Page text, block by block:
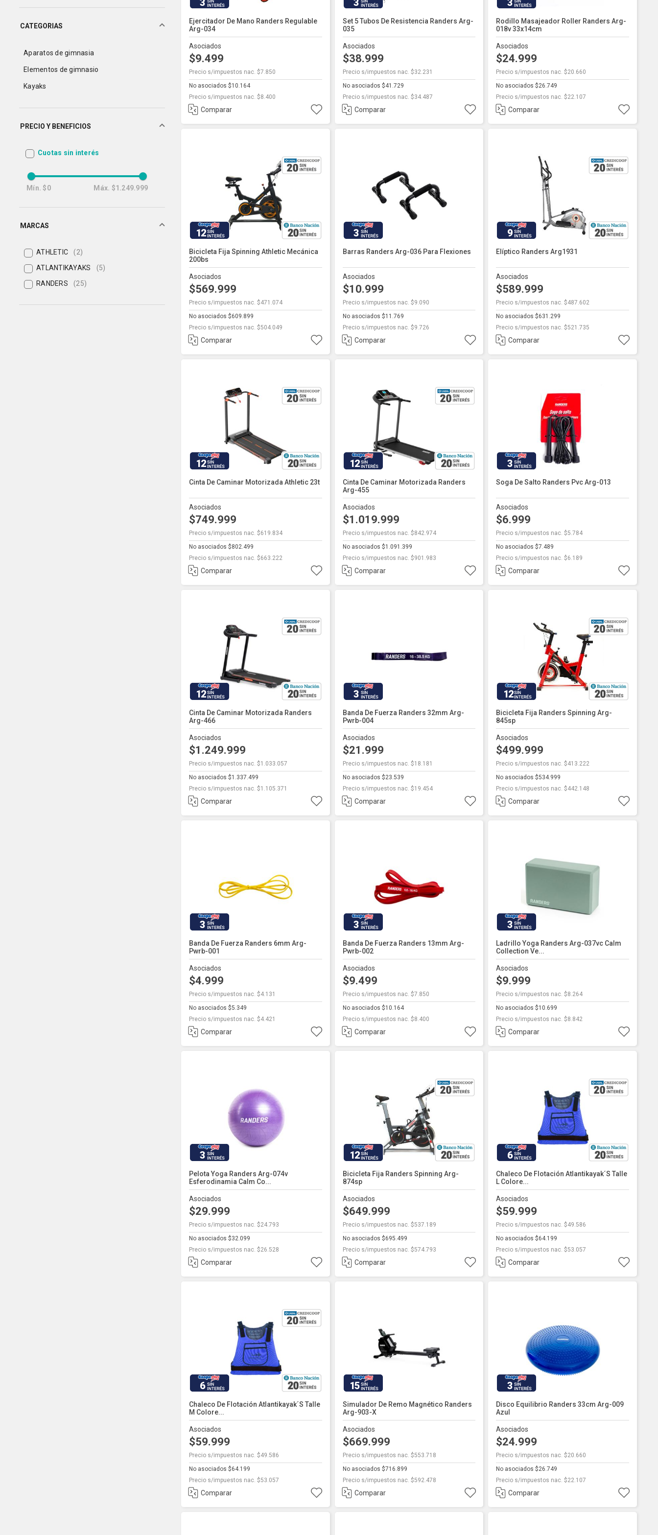
CATEGORIAS
Aparatos de gimnasia
Elementos de gimnasio
Kayaks
PRECIO Y BENEFICIOS
Cuotas sin interés
Mín. $0 Máx. $1.249.999
MARCAS
ATHLETIC
(2)
ATLANTIKAYAKS
(5)
RANDERS
(25)
3
Ejercitador De Mano Randers Regulable
Arg-034
Asociados
$9.499
Precio s/impuestos nac. $7.850
No asociados $10.164
Precio s/impuestos nac. $8.400
Comparar
3
Set 5 Tubos De Resistencia Randers Arg-
035
Asociados
$38.999
Precio s/impuestos nac. $32.231
No asociados $41.729
Precio s/impuestos nac. $34.487
Comparar
3
Rodillo Masajeador Roller Randers Arg-
018v 33x14cm
Asociados
$24.999
Precio s/impuestos nac. $20.660
No asociados $26.749
Precio s/impuestos nac. $22.107
Comparar
12
Bicicleta Fija Spinning Athletic Mecánica
200bs
Asociados
$569.999
Precio s/impuestos nac. $471.074
No asociados $609.899
Precio s/impuestos nac. $504.049
Comparar
3
Barras Randers Arg-036 Para Flexiones
Asociados
$10.999
Precio s/impuestos nac. $9.090
No asociados $11.769
Precio s/impuestos nac. $9.726
Comparar
9
Elíptico Randers Arg1931
Asociados
$589.999
Precio s/impuestos nac. $487.602
No asociados $631.299
Precio s/impuestos nac. $521.735
Comparar
12
Cinta De Caminar Motorizada Athletic 23t
Asociados
$749.999
Precio s/impuestos nac. $619.834
No asociados $802.499
Precio s/impuestos nac. $663.222
Comparar
12
Cinta De Caminar Motorizada Randers
Arg-455
Asociados
$1.019.999
Precio s/impuestos nac. $842.974
No asociados $1.091.399
Precio s/impuestos nac. $901.983
Comparar
3
Soga De Salto Randers Pvc Arg-013
Asociados
$6.999
Precio s/impuestos nac. $5.784
No asociados $7.489
Precio s/impuestos nac. $6.189
Comparar
12
Cinta De Caminar Motorizada Randers
Arg-466
Asociados
$1.249.999
Precio s/impuestos nac. $1.033.057
No asociados $1.337.499
Precio s/impuestos nac. $1.105.371
Comparar
3
Banda De Fuerza Randers 32mm Arg-
Pwrb-004
Asociados
$21.999
Precio s/impuestos nac. $18.181
No asociados $23.539
Precio s/impuestos nac. $19.454
Comparar
12
Bicicleta Fija Randers Spinning Arg-
845sp
Asociados
$499.999
Precio s/impuestos nac. $413.222
No asociados $534.999
Precio s/impuestos nac. $442.148
Comparar
3
Banda De Fuerza Randers 6mm Arg-
Pwrb-001
Asociados
$4.999
Precio s/impuestos nac. $4.131
No asociados $5.349
Precio s/impuestos nac. $4.421
Comparar
3
Banda De Fuerza Randers 13mm Arg-
Pwrb-002
Asociados
$9.499
Precio s/impuestos nac. $7.850
No asociados $10.164
Precio s/impuestos nac. $8.400
Comparar
3
Ladrillo Yoga Randers Arg-037vc Calm
Collection Ve...
Asociados
$9.999
Precio s/impuestos nac. $8.264
No asociados $10.699
Precio s/impuestos nac. $8.842
Comparar
3
Pelota Yoga Randers Arg-074v
Esferodinamia Calm Co...
Asociados
$29.999
Precio s/impuestos nac. $24.793
No asociados $32.099
Precio s/impuestos nac. $26.528
Comparar
12
Bicicleta Fija Randers Spinning Arg-
874sp
Asociados
$649.999
Precio s/impuestos nac. $537.189
No asociados $695.499
Precio s/impuestos nac. $574.793
Comparar
6
Chaleco De Flotación Atlantikayak´s Talle
L Colore...
Asociados
$59.999
Precio s/impuestos nac. $49.586
No asociados $64.199
Precio s/impuestos nac. $53.057
Comparar
6
Chaleco De Flotación Atlantikayak´s Talle
M Colore...
Asociados
$59.999
Precio s/impuestos nac. $49.586
No asociados $64.199
Precio s/impuestos nac. $53.057
Comparar
15
Simulador De Remo Magnético Randers
Arg-903-X
Asociados
$669.999
Precio s/impuestos nac. $553.718
No asociados $716.899
Precio s/impuestos nac. $592.478
Comparar
3
Disco Equilibrio Randers 33cm Arg-009
Azul
Asociados
$24.999
Precio s/impuestos nac. $20.660
No asociados $26.749
Precio s/impuestos nac. $22.107
Comparar